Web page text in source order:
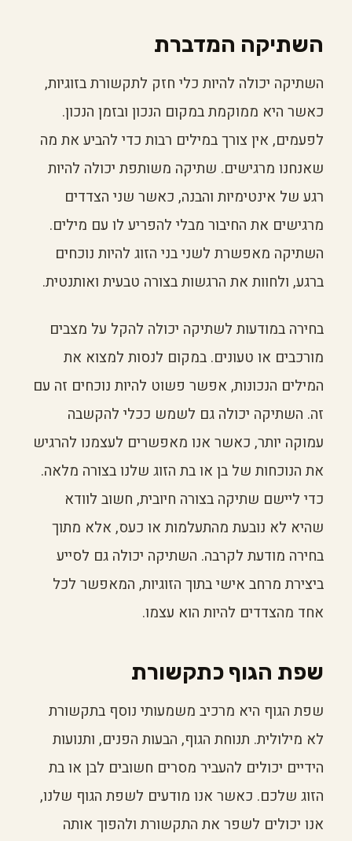
השתיקה המדברת
השתיקה יכולה להיות כלי חזק לתקשורת בזוגיות,
כאשר היא ממוקמת במקום הנכון ובזמן הנכון.
לפעמים, אין צורך במילים רבות כדי להביע את מה
שאנחנו מרגישים. שתיקה משותפת יכולה להיות
רגע של אינטימיות והבנה, כאשר שני הצדדים
מרגישים את החיבור מבלי להפריע לו עם מילים.
השתיקה מאפשרת לשני בני הזוג להיות נוכחים
ברגע, ולחוות את הרגשות בצורה טבעית ואותנטית.
בחירה במודעות לשתיקה יכולה להקל על מצבים
מורכבים או טעונים. במקום לנסות למצוא את
המילים הנכונות, אפשר פשוט להיות נוכחים זה עם
זה. השתיקה יכולה גם לשמש ככלי להקשבה
עמוקה יותר, כאשר אנו מאפשרים לעצמנו להרגיש
את הנוכחות של בן או בת הזוג שלנו בצורה מלאה.
כדי ליישם שתיקה בצורה חיובית, חשוב לוודא
שהיא לא נובעת מהתעלמות או כעס, אלא מתוך
בחירה מודעת לקרבה. השתיקה יכולה גם לסייע
ביצירת מרחב אישי בתוך הזוגיות, המאפשר לכל
אחד מהצדדים להיות הוא עצמו.
שפת הגוף כתקשורת
שפת הגוף היא מרכיב משמעותי נוסף בתקשורת
לא מילולית. תנוחת הגוף, הבעות הפנים, ותנועות
הידיים יכולים להעביר מסרים חשובים לבן או בת
הזוג שלכם. כאשר אנו מודעים לשפת הגוף שלנו,
אנו יכולים לשפר את התקשורת ולהפוך אותה